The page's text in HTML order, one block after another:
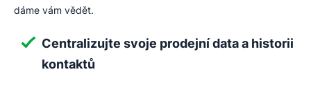
dáme vám vědět.
Centralizujte svoje prodejní data a historii
kontaktů